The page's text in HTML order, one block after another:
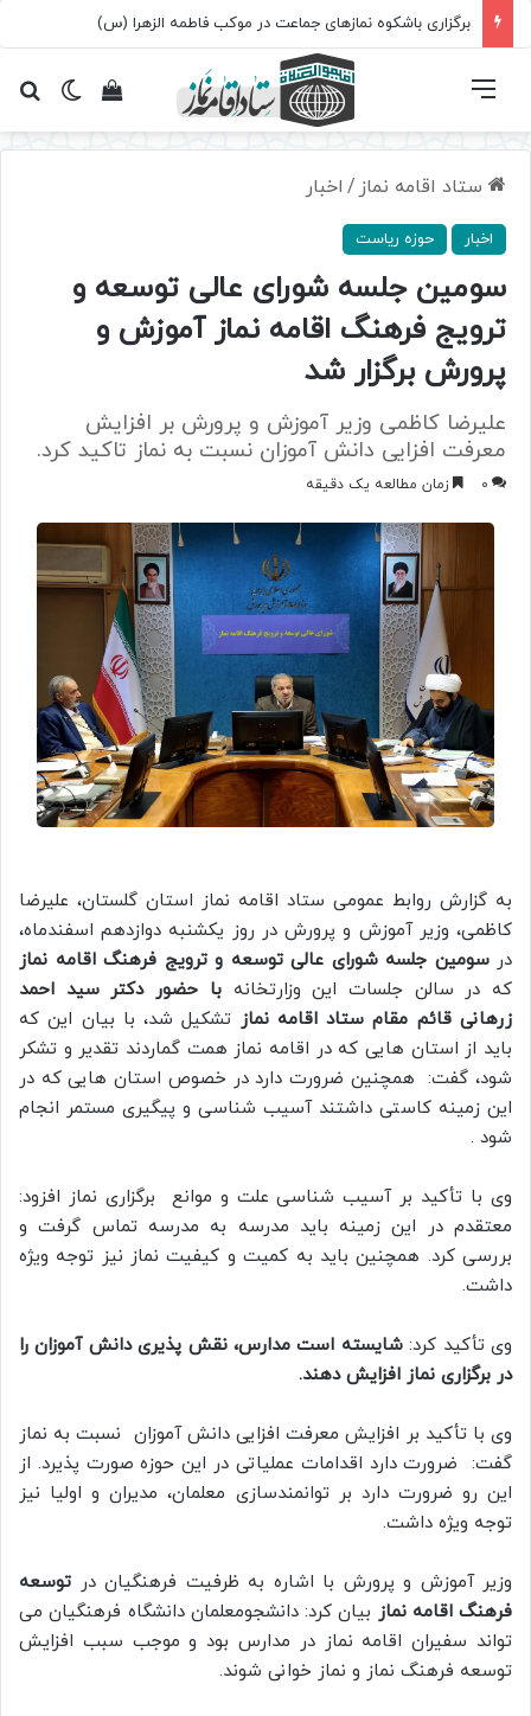
برگزاری باشکوه نمازهای جماعت در موکب فاطمه الزهرا (س)
تغییرمشاهده فهرست
ستاد اقامه نماز / اخبار
اخبار حوزه ریاست
سومین جلسه شورای عالی توسعه و
ترویج فرهنگ اقامه نماز آموزش و
پرورش برگزار شد
علیرضا کاظمی وزیر آموزش و پرورش بر افزایش
معرفت افزایی دانش آموزان نسبت به نماز تاکید کرد.
0 زمان مطالعه یک دقیقه
به گزارش روابط عمومی ستاد اقامه نماز استان گلستان، علیرضا
کاظمی، وزیر آموزش و پرورش در روز یکشنبه دوازدهم اسفندماه،
درسومین جلسه شورای عالی توسعه و ترویج فرهنگ اقامه نماز
که در سالن جلسات این وزارتخانهبا حضور دکتر سید احمد
زرهانی قائم مقام ستاد اقامه نماز تشکیل شد، با بیان این که
باید از استان هایی که در اقامه نماز همت گماردند تقدیر و تشکر
شود، گفت: همچنین ضرورت دارد در خصوص استان هایی که در
این زمینه کاستی داشتند آسیب شناسی و پیگیری مستمر انجام
شود .
وی با تأکید بر آسیب شناسی علت و موانع برگزاری نماز افزود:
معتقدم در این زمینه باید مدرسه به مدرسه تماس گرفت و
بررسی کرد. همچنین باید به کمیت و کیفیت نماز نیز توجه ویژه
داشت.
وی تأکید کرد:شایسته است مدارس، نقش پذیری دانش آموزان را
در برگزاری نماز افزایش دهند.
وی با تأکید بر افزایش معرفت افزایی دانش آموزان نسبت به نماز
گفت: ضرورت دارد اقدامات عملیاتی در این حوزه صورت پذیرد. از
این رو ضرورت دارد بر توانمندسازی معلمان، مدیران و اولیا نیز
توجه ویژه داشت.
وزیر آموزش و پرورش با اشاره به ظرفیت فرهنگیان در توسعه
فرهنگ اقامه نماز بیان کرد: دانشجومعلمان دانشگاه فرهنگیان می
تواند سفیران اقامه نماز در مدارس بود و موجب سبب افزایش
توسعه فرهنگ نماز و نماز خوانی شوند.